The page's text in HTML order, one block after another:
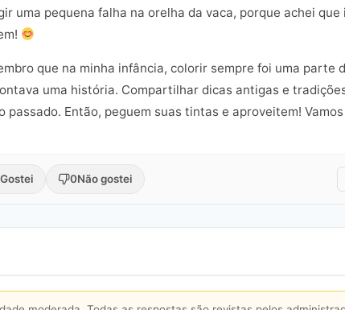
uma pequena falha na orelha da vaca, porque achei
que na minha infância, colorir sempre foi uma parte
uma história. Compartilhar dicas antigas e
passado. Então, peguem suas tintas e aproveitem!
Gostei 0Não gostei